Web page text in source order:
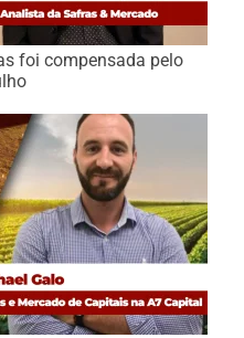
foi compensada pelo